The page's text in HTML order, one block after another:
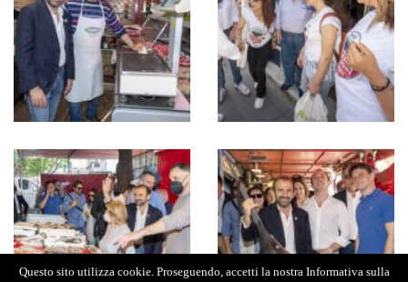
Questo sito utilizza cookie. Proseguendo, accetti la nostra Informativa sulla